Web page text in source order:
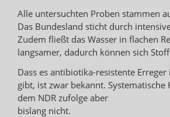
Alle untersuchten Proben stammen
Das Bundesland sticht durch
Zudem fließt das Wasser in flachen
langsamer, dadurch können sich
Dass es antibiotika-resistente
gibt, ist zwar bekannt. Systematische
dem NDR zufolge aber
bislang nicht.